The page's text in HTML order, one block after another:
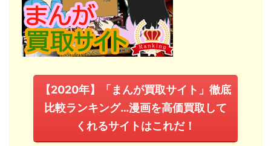
【2020年】「まんが買取サイト」徹底
比較ランキング…漫画を高価買取して
くれるサイトはこれだ！